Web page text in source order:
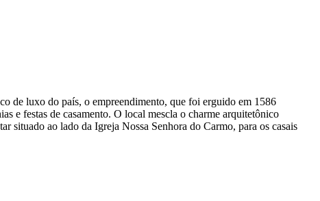
de luxo do país, o empreendimento, que foi erguido em 1586
e festas de casamento. O local mescla o charme arquitetônico
situado ao lado da Igreja Nossa Senhora do Carmo, para os casais